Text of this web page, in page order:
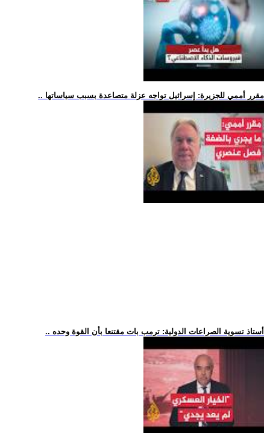
.. مقرر أممي للجزيرة: إسرائيل تواجه عزلة متصاعدة بسبب سياساتها
.. أستاذ تسوية الصراعات الدولية: ترمب بات مقتنعا بأن القوة وحده